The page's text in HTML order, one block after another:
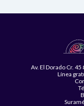
Av. El Dorado Cr.
Línea